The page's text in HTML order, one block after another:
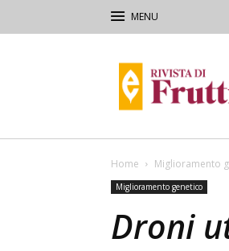
di
Frutticoltura
Home Miglioramento
Miglioramento genetico
Droni